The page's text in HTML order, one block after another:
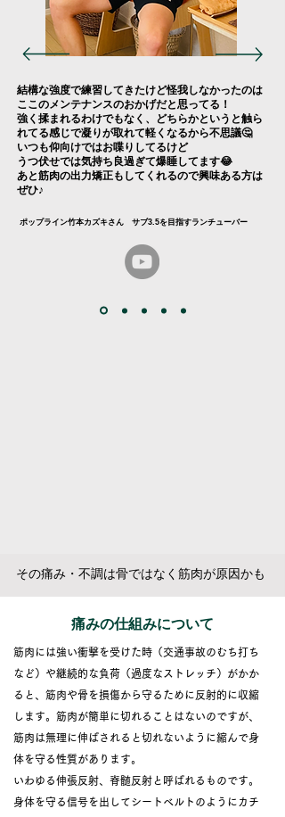
結構な強度で練習してきたけど怪我しなかったのは
ここのメンテナンスのおかげだと思ってる！
強く揉まれるわけでもなく、どちらかというと触ら
れてる感じで凝りが取れて軽くなるから不思議🤔
いつも仰向けではお喋りしてるけど
うつ伏せでは気持ち良過ぎて爆睡してます😂
あと筋肉の出力矯正もしてくれるので興味ある方は
ぜひ♪
ポップライン竹本カズキさん サブ3.5を目指すランチューバー
その痛み・不調は骨ではなく筋肉が原因かも
痛みの仕組みについて
筋肉には強い衝撃を受けた時（交通事故のむち打ち
など）や継続的な負荷（過度なストレッチ）がかか
ると、筋肉や骨を損傷から守るために反射的に収縮
します。筋肉が簡単に切れることはないのですが、
筋肉は無理に伸ばされると切れないように縮んで身
体を守る性質があります。
いわゆる伸張反射、脊髄反射と呼ばれるものです。
身体を守る信号を出してシートベルトのようにカチ